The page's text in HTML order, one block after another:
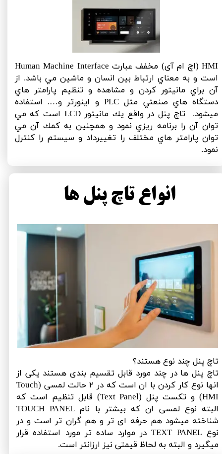
​HMI (اچ ام آی) مخفف عبارت Human Machine Interface
است و به معناي ارتباط بين انسان و ماشين مي باشد. از
آن براي مانيتور كردن و مشاهده و تنظیم پارامتر هاي
دستگاه هاي صنعتي مثل PLC و اينورتر و…. استفاده
میشود. تاچ پنل در واقع يك مانيتور LCD است كه مي
توان آن را برنامه ريزي نمود و همچنين به كمك آن مي
توان پارامتر هاي مختلف را تغييرداد و سيستم را كنترل
نمود.
تاچ پنل چند نوع هستند؟
تاچ پنل ها در چند مورد قابل تقسیم بندی هستند یکی از
انها نوع کار کردن با ان است که در ۲ حالت لمسی (Touch
HMI) و تکست پنل (Text Panel) قابل تنظیم است که
البته نوع لمسی ان که بیشتر با نام TOUCH PANEL
شناخته میشود هم حرفه ای تر و هم گران تر است و در
نوع TEXT PANEL در موارد ساده تر مورد استفاده قرار
میگیرد و البته به لحاظ قیمتی نیز ارزانتر است.
انواع تاچ پنل ها